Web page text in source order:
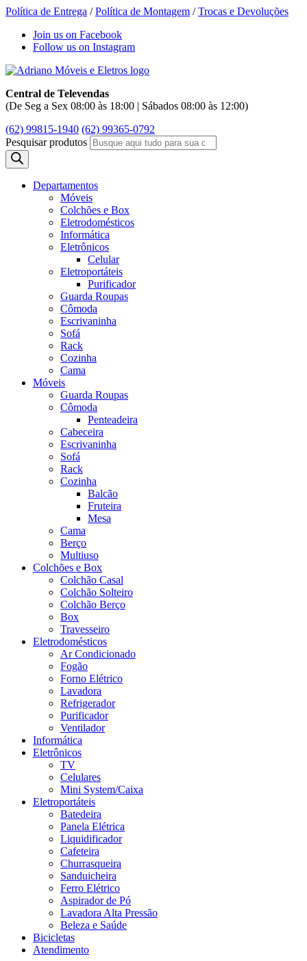
Política de Entrega /Política de Montagem /Trocas e Devoluções
Join us on Facebook
Follow us on Instagram
Central de Televendas
(De Seg a Sex 08:00 às 18:00 | Sábados 08:00 às 12:00)
(62) 99815-1940 (62) 99365-0792
Pesquisar produtos
Departamentos
Móveis
Colchões e Box
Eletrodomésticos
Informática
Eletrônicos
Celular
Eletroportáteis
Purificador
Guarda Roupas
Cômoda
Escrivaninha
Sofá
Rack
Cozinha
Cama
Móveis
Guarda Roupas
Cômoda
Penteadeira
Cabeceira
Escrivaninha
Sofá
Rack
Cozinha
Balcão
Fruteira
Mesa
Cama
Berço
Multiuso
Colchões e Box
Colchão Casal
Colchão Solteiro
Colchão Berço
Box
Travesseiro
Eletrodomésticos
Ar Condicionado
Fogão
Forno Elétrico
Lavadora
Refrigerador
Purificador
Ventilador
Informática
Eletrônicos
TV
Celulares
Mini System/Caixa
Eletroportáteis
Batedeira
Panela Elétrica
Liquidificador
Cafeteira
Churrasqueira
Sanduicheira
Ferro Elétrico
Aspirador de Pó
Lavadora Alta Pressão
Beleza e Saúde
Bicicletas
Atendimento